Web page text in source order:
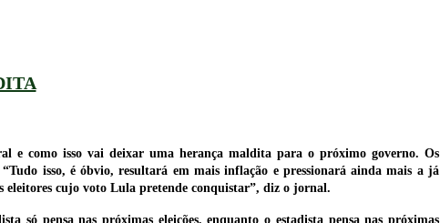
e como isso vai deixar uma herança maldita para o próximo governo. Os
isso, é óbvio, resultará em mais inflação e pressionará ainda mais a já
eleitores cujo voto Lula pretende conquistar”, diz o jornal.
só pensa nas próximas eleições, enquanto o estadista pensa nas próximas